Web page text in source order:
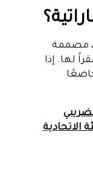
، مصممة
لها. إذا
الاتحادية